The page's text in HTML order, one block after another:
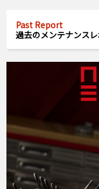
Past Report
過去のメンテナンス